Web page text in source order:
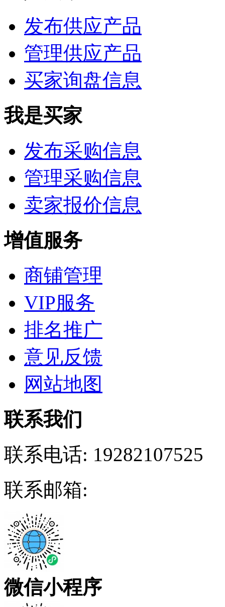
发布供应产品
管理供应产品
买家询盘信息
我是买家
发布采购信息
管理采购信息
卖家报价信息
增值服务
商铺管理
VIP服务
排名推广
意见反馈
网站地图
联系我们
联系电话: 19282107525
联系邮箱:
微信小程序